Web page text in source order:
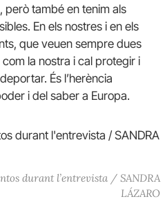
però també en tenim als
En els nostres i en els
que veuen sempre dues
la nostra i cal protegir i
És l’herència
i del saber a Europa.
durant l’entrevista / SANDRA
LÁZARO